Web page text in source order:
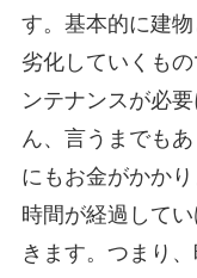
す。基本的に建
劣化していくも
ンテナンスが必
ん、言うまでも
にもお金がかかり
時間が経過して
きます。つまり